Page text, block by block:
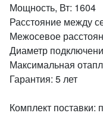
Мощность, Вт: 1604
Расстояние между
Межосевое
Диаметр
Максимальная
Гарантия: 5 лет
Комплект поставки: